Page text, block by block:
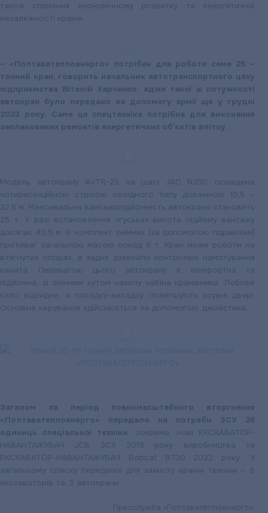
також сприяння економічному розвитку та енергетичній
незалежності країни.
– «Полтаватеплоенерго» потрібен для роботи саме 25 –
тонний кран, говорить начальник автотранспортного цеху
підприємства Віталій Харченко, адже такої ж потужності
автокран було передано на допомогу армії ще у грудні
2023 року. Саме ця спецтехніка потрібна для виконання
запланованих ремонтів енергетичних об’єктів влітку.
Модель автокрану AVTR-25 на шасі JAC N350 оснащена
чотирисекційною стрілою овоїдного типу довжиною 10,5 –
32,5 м. Максимальна вантажопідйомність автокрана становить
25 т. У разі встановлення «гуська» висота підйому вантажу
досягає 40,5 м. Є комплект знімних (за допомогою гідравліки)
противаг загальною масою понад 6 т. Кран може роботи на
втягнутих опорах, а заднє дзеркало контролює намотування
каната. Перевагою цього автокрану є комфортна та
підйомна, зі змінним кутом нахилу кабіна кранівника. Лобове
скло відкидне, а посадку-висадку полегшують зсувні двері.
Основне керування здійснюється за допомогою джойстика.
Загалом за період повномасштабного вторгнення
«Полтаватеплоенерго» передало на потреби ЗСУ 26
одиниць спеціальної техніки
, зокрема, нові ЕКСКАВАТОР-
НАВАНТАЖУВАЧ JCB 3CX 2019 року виробництва та
ЕКСКАВАТОР-НАВАНТАЖУВАЧ Bobcat B730 2022 року.
загальному списку переданої для захисту країни техніки – 8
екскаваторів та 3 автокрани
Пресслужба «Полтаватеплоенерго».